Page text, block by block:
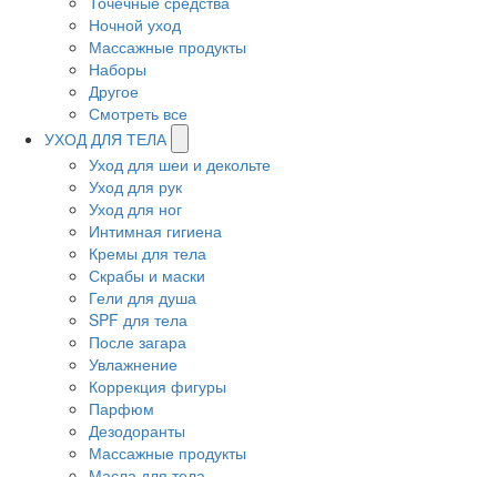
Ночной уход
Массажные продукты
Наборы
Другое
Смотреть все
УХОД ДЛЯ ТЕЛА
Уход для шеи и декольте
Уход для рук
Уход для ног
Интимная гигиена
Кремы для тела
Скрабы и маски
Гели для душа
SPF для тела
После загара
Увлажнение
Коррекция фигуры
Парфюм
Дезодоранты
Массажные продукты